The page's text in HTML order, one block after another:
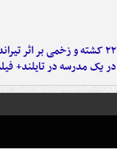
۲۲ کشته و زخمی بر اثر
در یک مدرسه در تایلند+